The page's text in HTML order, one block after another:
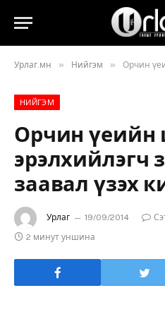
Урлаг.мн » Нийгэм » Орчин үеийн
НИЙГЭМ
Орчин үеийн
эрэлхийлэгч
заавал үзэх
Урлаг 19/09/2014
2 минут уншина